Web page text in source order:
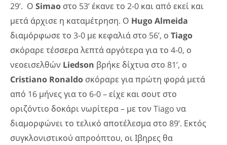
29’. Ο Simao στο 53’ έκανε το 2-0 και από εκεί και
μετά άρχισε η καταμέτρηση. Ο HugoAlmeida
διαμόρφωσε το 3-0 με κεφαλιά στο 56’, ο Tiago
σκόραρε τέσσερα λεπτά αργότερα για το 4-0, ο
νεοεισελθών Liedson βρήκε δίχτυα στο 81’, ο
Cristiano Ronaldo σκόραρε για πρώτη φορά μετά
από 16 μήνες για το 6-0 – είχε και σουτ στο
οριζόντιο δοκάρι νωρίτερα – με τον Tiago να
διαμορφώνει το τελικό αποτέλεσμα στο 89’. Εκτός
συγκλονιστικού απροόπτου, οι Ιβηρες θα